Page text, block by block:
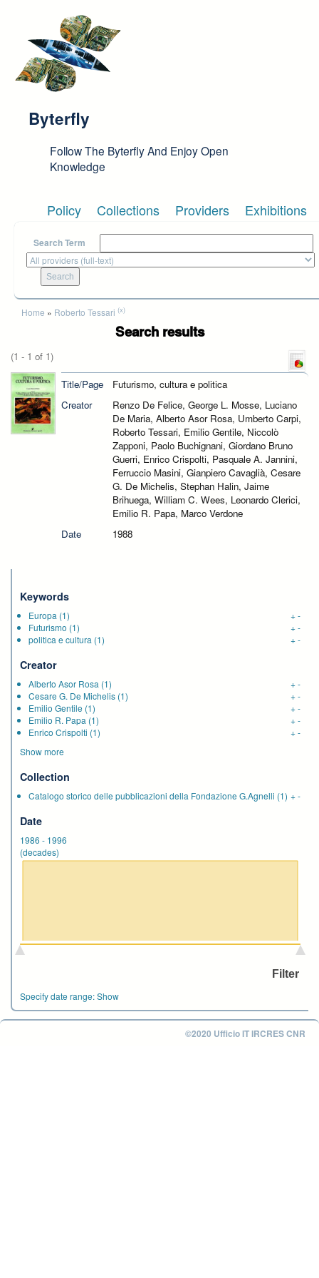
Byterfly
Follow The Byterfly And Enjoy Open
Knowledge
Policy Collections Providers Exhibitions
Search Term
You are here
Home » Roberto Tessari (x)
Search results
(1 - 1 of 1)
Title/Page
Futurismo, cultura e politica
Creator
Renzo De Felice, George L. Mosse, Luciano
De Maria, Alberto Asor Rosa, Umberto Carpi,
Roberto Tessari, Emilio Gentile, Niccolò
Zapponi, Paolo Buchignani, Giordano Bruno
Guerri, Enrico Crispolti, Pasquale A. Jannini,
Ferruccio Masini, Gianpiero Cavaglià, Cesare
G. De Michelis, Stephan Halin, Jaime
Brihuega, William C. Wees, Leonardo Clerici,
Emilio R. Papa, Marco Verdone
Date
1988
Keywords
Europa (1) +-
Futurismo (1) +-
politica e cultura (1) +-
Creator
Alberto Asor Rosa (1) +-
Cesare G. De Michelis (1) +-
Emilio Gentile (1) +-
Emilio R. Papa (1) +-
Enrico Crispolti (1) +-
Show more
Collection
Catalogo storico delle pubblicazioni della Fondazione G.Agnelli (1) +-
Date
1986 - 1996
(decades)
Specify date range:Show
©2020 Ufficio IT IRCRES CNR